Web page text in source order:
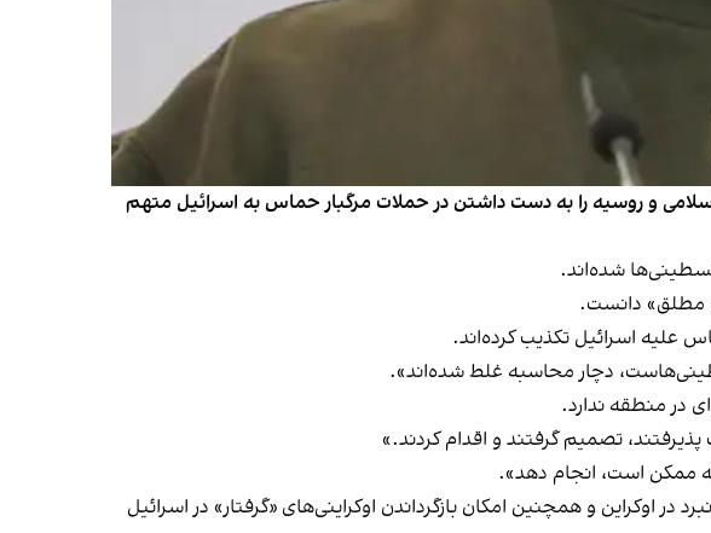
و روسیه را به دست داشتن در حملات مرگبار حماس به اسرائیل متهم
مطلق» دانست.
علیه اسرائیل تکذیب کرده‌اند.
دچار محاسبه غلط شده‌اند».
در منطقه ندارد.
تصمیم گرفتند و اقدام کردند.»
ممکن است، انجام دهد».
اوکراین و همچنین امکان بازگرداندن اوکراینی‌های «گرفتار» در اسرائیل